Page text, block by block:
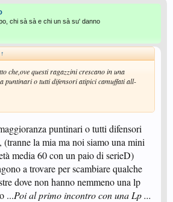
chi sà sà e chi un sà su' danno
↑
che,ove questi ragazzini crescano in una
puntinari o tutti difensori atipici camuffati all-
puntinari o tutti difensori
(tranne la mia ma noi siamo una mini
media 60 con un paio di serieD)
a trovare per scambiare qualche
dove non hanno nemmeno una lp
...Poi al primo incontro con una Lp ...